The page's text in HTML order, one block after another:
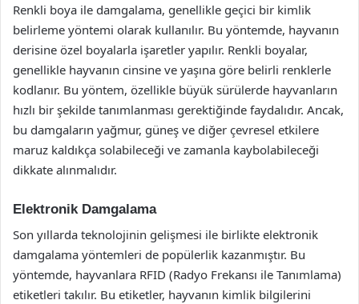
Renkli boya ile damgalama, genellikle geçici bir kimlik
belirleme yöntemi olarak kullanılır. Bu yöntemde, hayvanın
derisine özel boyalarla işaretler yapılır. Renkli boyalar,
genellikle hayvanın cinsine ve yaşına göre belirli renklerle
kodlanır. Bu yöntem, özellikle büyük sürülerde hayvanların
hızlı bir şekilde tanımlanması gerektiğinde faydalıdır. Ancak,
bu damgaların yağmur, güneş ve diğer çevresel etkilere
maruz kaldıkça solabileceği ve zamanla kaybolabileceği
dikkate alınmalıdır.
Elektronik Damgalama
Son yıllarda teknolojinin gelişmesi ile birlikte elektronik
damgalama yöntemleri de popülerlik kazanmıştır. Bu
yöntemde, hayvanlara RFID (Radyo Frekansı ile Tanımlama)
etiketleri takılır. Bu etiketler, hayvanın kimlik bilgilerini